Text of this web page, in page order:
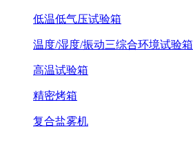
低温低气压试验箱
温度/湿度/振动三综合环境试验箱
高温试验箱
精密烤箱
复合盐雾机